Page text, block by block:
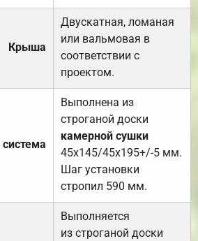
Крыша
Двускатная, ломаная
или вальмовая в
соответствии с
проектом.
Выполнена из
строганой доски
камерной сушки
45х145/45х195+/-5 мм.
Шаг установки
стропил 590 мм.
Выполняется
из строганой доски